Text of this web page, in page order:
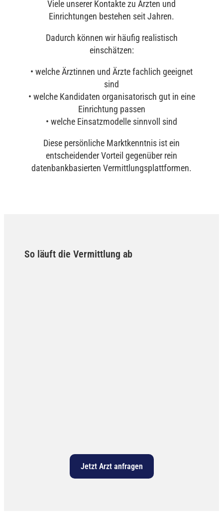
Viele unserer Kontakte zu Ärzten und
Einrichtungen bestehen seit Jahren.
Dadurch können wir häufig realistisch
einschätzen:
• welche Ärztinnen und Ärzte fachlich geeignet
sind
• welche Kandidaten organisatorisch gut in eine
Einrichtung passen
• welche Einsatzmodelle sinnvoll sind
Diese persönliche Marktkenntnis ist ein
entscheidender Vorteil gegenüber rein
datenbankbasierten Vermittlungsplattformen.
So läuft die Vermittlung ab
Jetzt Arzt anfragen